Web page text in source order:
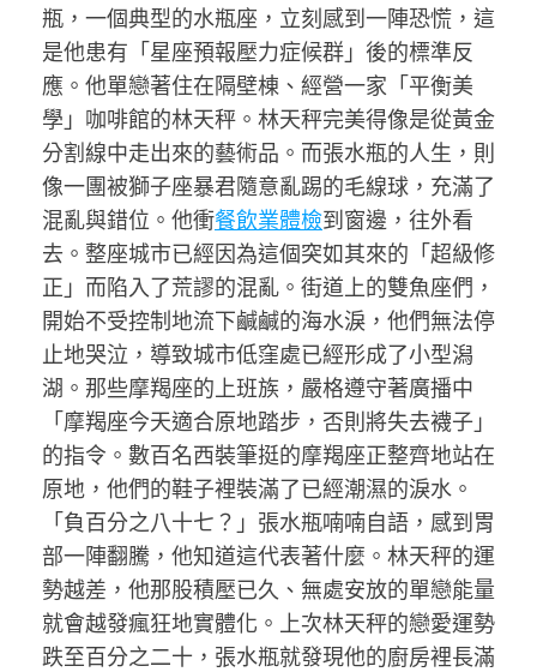
瓶，一個典型的水瓶座，立刻感到一陣恐慌，這
是他患有「星座預報壓力症候群」後的標準反
應。他單戀著住在隔壁棟、經營一家「平衡美
學」咖啡館的林天秤。林天秤完美得像是從黃金
分割線中走出來的藝術品。而張水瓶的人生，則
像一團被獅子座暴君隨意亂踢的毛線球，充滿了
混亂與錯位。他衝餐飲業體檢到窗邊，往外看
去。整座城市已經因為這個突如其來的「超級修
正」而陷入了荒謬的混亂。街道上的雙魚座們，
開始不受控制地流下鹹鹹的海水淚，他們無法停
止地哭泣，導致城市低窪處已經形成了小型潟
湖。那些摩羯座的上班族，嚴格遵守著廣播中
「摩羯座今天適合原地踏步，否則將失去襪子」
的指令。數百名西裝筆挺的摩羯座正整齊地站在
原地，他們的鞋子裡裝滿了已經潮濕的淚水。
「負百分之八十七？」張水瓶喃喃自語，感到胃
部一陣翻騰，他知道這代表著什麼。林天秤的運
勢越差，他那股積壓已久、無處安放的單戀能量
就會越發瘋狂地實體化。上次林天秤的戀愛運勢
跌至百分之二十，張水瓶就發現他的廚房裡長滿